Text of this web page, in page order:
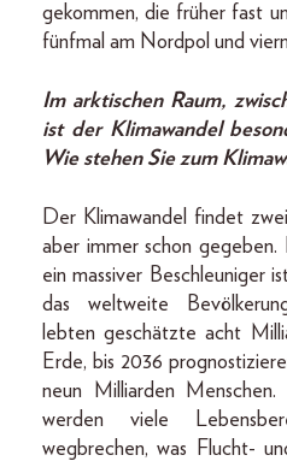
gekommen, die früher fast
fünfmal am Nordpol und
Im arktischen Raum,
ist der Klimawandel
Wie stehen Sie zum
Der Klimawandel findet
aber immer schon gegeben.
ein massiver Beschleuniger
das weltweite
lebten geschätzte acht
Erde, bis 2036
neun Milliarden
werden viele
wegbrechen, was Flucht-